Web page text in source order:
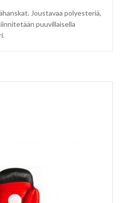
Joustavaa polyesteriä,
puuvillaisella